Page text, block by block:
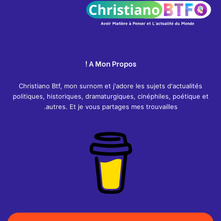
A Mon Propos !
Christiano Btf, mon surnom et j'adore les sujets d'actualités
politiques, historiques, dramaturgiques, cinéphiles, poétique et
autres. Et je vous partages mes trouvailles.